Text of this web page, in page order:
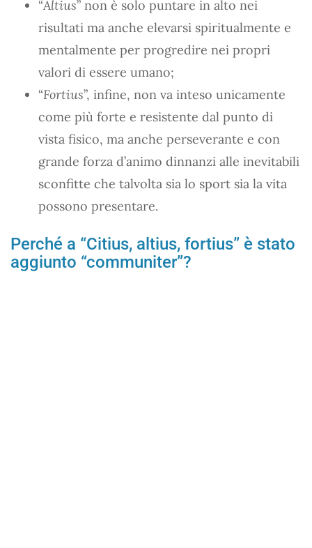
“Altius” non è solo puntare in alto nei
risultati ma anche elevarsi spiritualmente e
mentalmente per progredire nei propri
valori di essere umano;
“Fortius”, infine, non va inteso unicamente
come più forte e resistente dal punto di
vista fisico, ma anche perseverante e con
grande forza d’animo dinnanzi alle inevitabili
sconfitte che talvolta sia lo sport sia la vita
possono presentare.
Perché a “Citius, altius, fortius” è stato
aggiunto “communiter”?